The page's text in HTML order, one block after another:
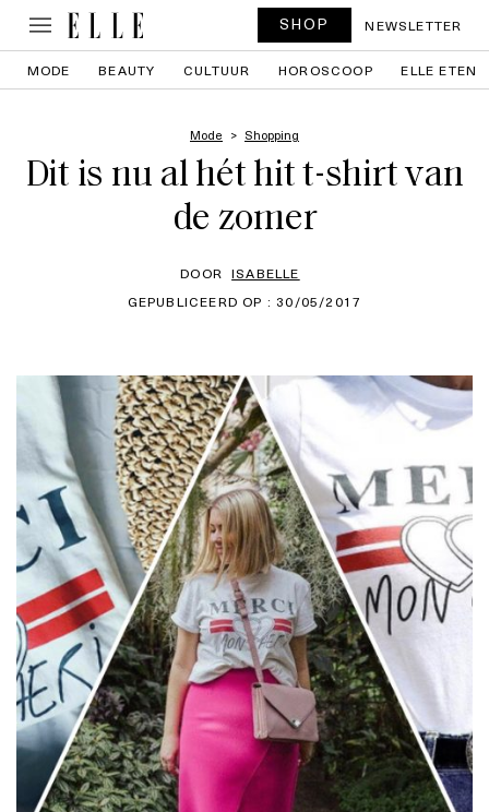
SHOP NEWSLETTER
MODE BEAUTY CULTUUR HOROSCOOP ELLE ETEN
Mode Shopping
Dit is nu al hét hit t-shirt van
de zomer
DOOR ISABELLE
GEPUBLICEERD OP : 30/05/2017